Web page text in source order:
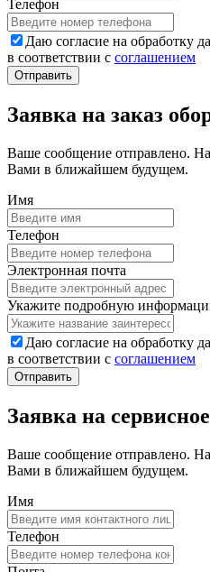
Телефон
Даю согласие на обработку
в соответствии с соглашением
Заявка на заказ
Ваше сообщение отправлено.
Вами в ближайшем будущем.
Имя
Телефон
Электронная почта
Укажите подробную
Даю согласие на обработку
в соответствии с соглашением
Заявка на
Ваше сообщение отправлено.
Вами в ближайшем будущем.
Имя
Телефон